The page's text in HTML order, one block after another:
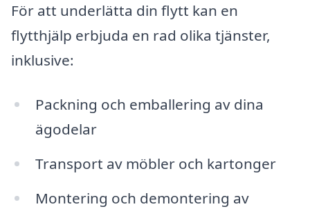
För att underlätta din flytt kan en
flytthjälp erbjuda en rad olika tjänster,
inklusive:
Packning och emballering av dina
ägodelar
Transport av möbler och kartonger
Montering och demontering av